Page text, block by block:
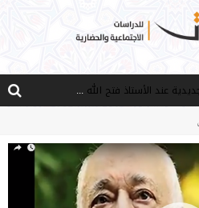
النـزعة التجديدية عند الأستاذ فتح الله كولن
كيف نصل إلى أفق إنسان “هل من مزيد”؟
عارفا حكيما